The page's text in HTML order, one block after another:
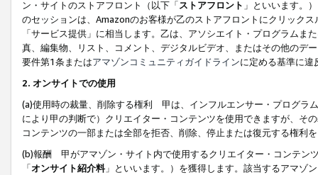
ン・サイトのストアフロント（以下「ストアフロント 」といいます。
のセッションは、Amazonのお客様が乙のストアフロントにクリック
「サービス提供」に相当します。乙は、アソシエイト・プログラム
真、編集物、リスト、コメント、デジタルビデオ、またはその他のデ
要件第1条またはアマゾンコミュニティガイドラインに定める基準に違
2. オンサイトでの使用
(a)使用時の裁量、削除する権利 甲は、インフルエンサー・プログラ
により甲の判断で）クリエイター・コンテンツを使用できますが、そ
コンテンツの一部または全部を拒否、削除、停止または復元する権利
(b)報酬 甲がアマゾン・サイト内で使用するクリエイター・コンテン
「オンサイト紹介料」といいます。）を獲得します。該当するアマゾ